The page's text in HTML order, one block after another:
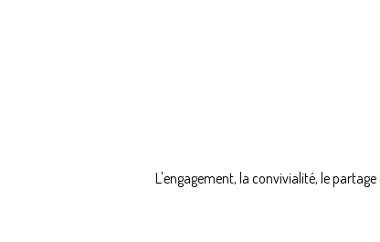
L'engagement, la convivialité, le